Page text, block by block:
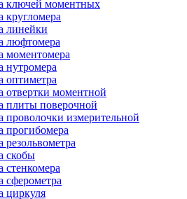
ключей моментных
кругломера
линейки
люфтомера
моментомера
нутромера
оптиметра
отвертки моментной
плиты поверочной
проволочки измерительной
прогибомера
резольвометра
скобы
стенкомера
сферометра
циркуля